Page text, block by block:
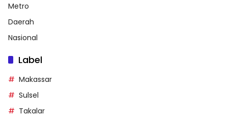
Metro
Daerah
Nasional
Label
Makassar
Sulsel
Takalar